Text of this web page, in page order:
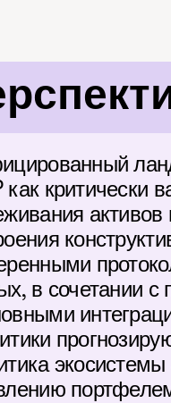
как критически
в сочетании с